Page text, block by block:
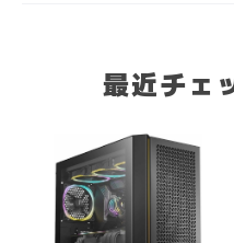
最近チェ